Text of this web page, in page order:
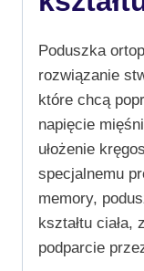
Poduszka
rozwiązanie
które chcą
napięcie
ułożenie
specjalnemu
memory,
kształtu ciała,
podparcie